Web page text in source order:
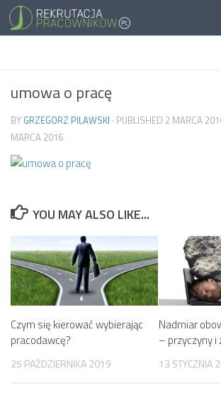
umowa o pracę
BY GRZEGORZ PILAWSKI · PUBLISHED 2 MARCA
MARCA 2016
YOU MAY ALSO LIKE...
Czym się kierować wybierając
pracodawcę?
25 PAŹDZIERNIKA 2019
Nadmiar
– przyczyny i
13 STYCZNIA